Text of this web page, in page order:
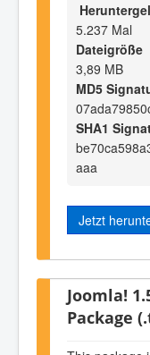
5.237 Mal
Dateigröße
3,89 MB
MD5
SHA1
aaa
Jetzt
Joomla!
Package